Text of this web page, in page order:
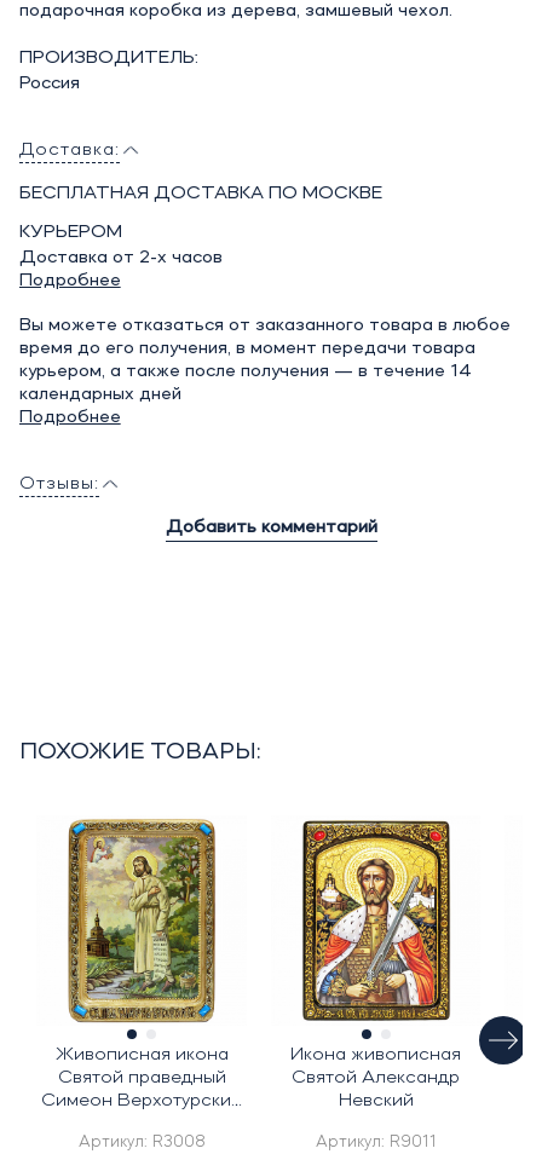
подарочная коробка из дерева, замшевый чехол.
ПРОИЗВОДИТЕЛЬ:
Россия
Доставка:
БЕСПЛАТНАЯ ДОСТАВКА ПО МОСКВЕ
КУРЬЕРОМ
Доставка от 2-х часов
Подробнее
Вы можете отказаться от заказанного товара в любое
время до его получения, в момент передачи товара
курьером, а также после получения — в течение 14
календарных дней
Подробнее
Отзывы:
Добавить комментарий
ПОХОЖИЕ ТОВАРЫ:
Живописная икона
Святой праведный
Симеон Верхотурский
Артикул: R3008
Икона живописная
Святой Александр
Невский
Артикул: R9011